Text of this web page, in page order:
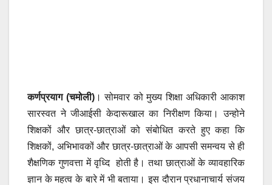
कर्णप्रयाग (चमोली)। सोमवार को मुख्य शिक्षा अधिकारी आकाश
सारस्वत ने जीआईसी केदारूखाल का निरीक्षण किया। उन्होने
शिक्षकों और छात्र-छात्राओं को संबोधित करते हुए कहा कि
शिक्षकों, अभिभावकों और छात्र-छात्राओं के आपसी समन्वय से ही
शैक्षणिक गुणवत्ता में वृध्दि होती है। तथा छात्राओं के व्यावहारिक
ज्ञान के महत्व के बारे में भी बताया। इस दौरान प्रधानाचार्य संजय